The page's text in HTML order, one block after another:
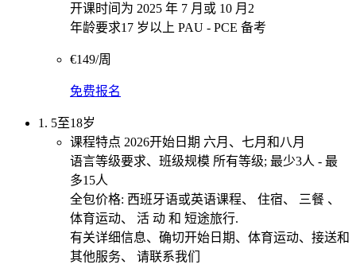
开课时间为 2025 年 7 月或 10 月2
年龄要求17 岁以上 PAU - PCE 备考
€149/周
免费报名
1. 5至18岁
课程特点 2026开始日期 六月、七月和八月
语言等级要求、班级规模 所有等级; 最少3人 - 最
多15人
全包价格: 西班牙语或英语课程、 住宿、 三餐 、
体育运动、 活 动 和 短途旅行.
有关详细信息、确切开始日期、体育运动、接送和
其他服务、 请联系我们